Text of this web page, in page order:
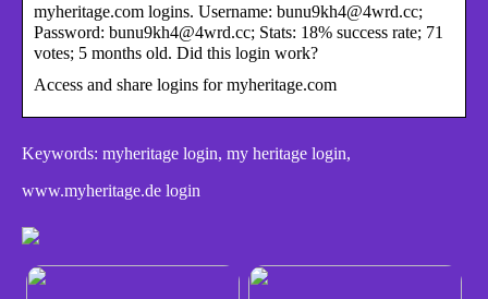
myheritage.com logins. Username: bunu9kh4@4wrd.cc;
Password: bunu9kh4@4wrd.cc; Stats: 18% success rate; 71
votes; 5 months old. Did this login work?
Access and share logins for myheritage.com
Keywords: myheritage login, my heritage login,
www.myheritage.de login